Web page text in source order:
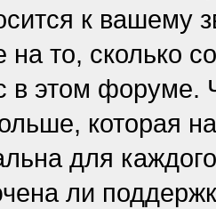
к вашему
то, сколько
в этом форуме.
которая
для
ли